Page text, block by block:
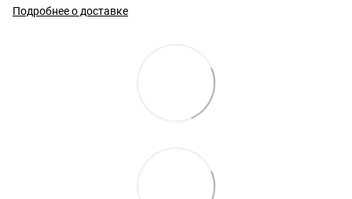
Подробнее о доставке